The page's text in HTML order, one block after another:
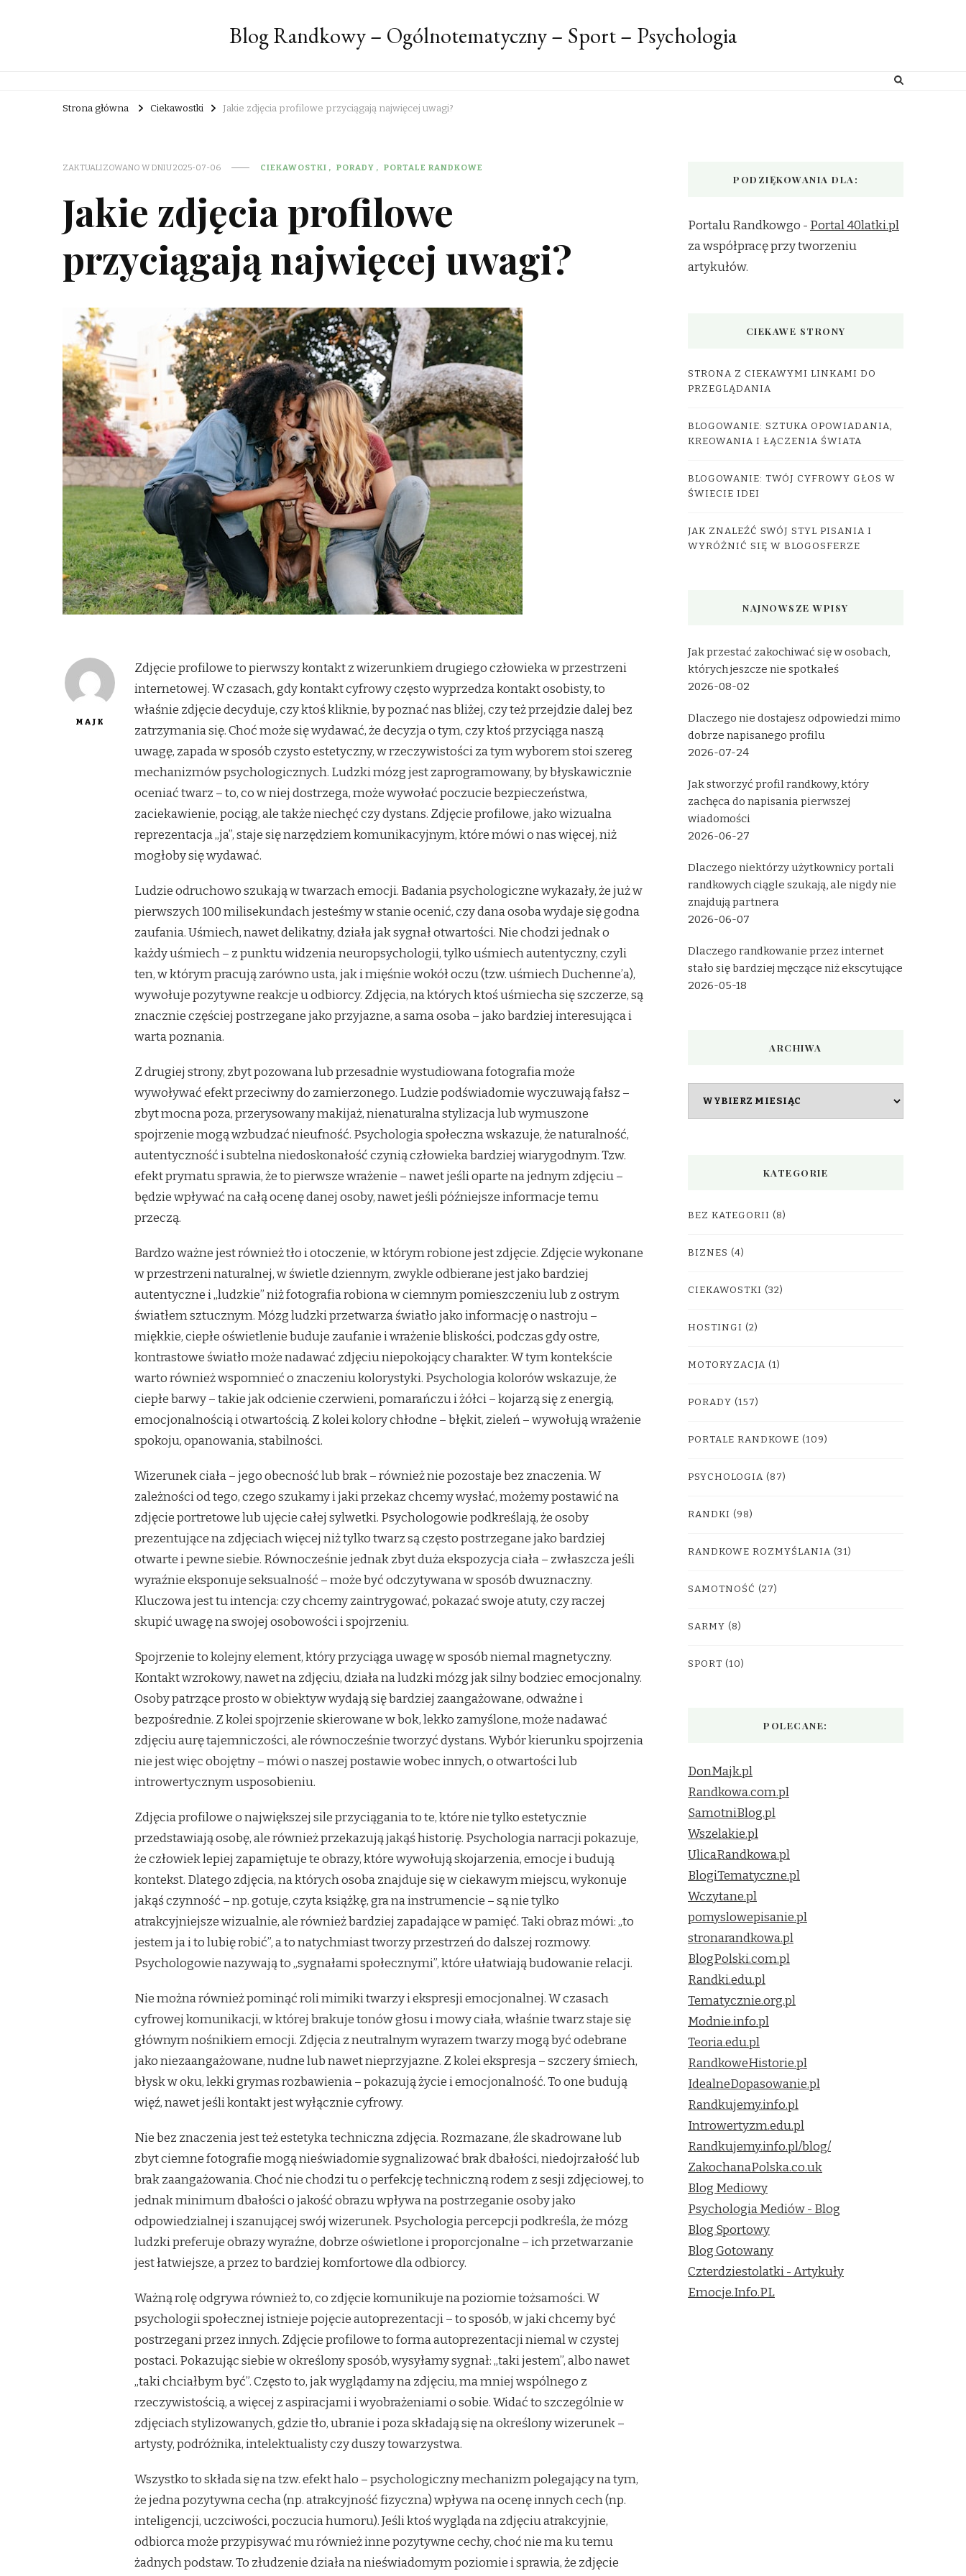
Blog Randkowy – Ogólnotematyczny – Sport – Psychologia
Strona główna Ciekawostki Jakie zdjęcia profilowe przyciągają najwięcej uwagi?
ZAKTUALIZOWANO W DNIU2025-07-06 CIEKAWOSTKI PORADY PORTALE RANDKOWE
Jakie zdjęcia profilowe
przyciągają najwięcej uwagi?
MAJK
Zdjęcie profilowe to pierwszy kontakt z wizerunkiem drugiego człowieka w przestrzeni
internetowej. W czasach, gdy kontakt cyfrowy często wyprzedza kontakt osobisty, to
właśnie zdjęcie decyduje, czy ktoś kliknie, by poznać nas bliżej, czy też przejdzie dalej bez
zatrzymania się. Choć może się wydawać, że decyzja o tym, czy ktoś przyciąga naszą
uwagę, zapada w sposób czysto estetyczny, w rzeczywistości za tym wyborem stoi szereg
mechanizmów psychologicznych. Ludzki mózg jest zaprogramowany, by błyskawicznie
oceniać twarz – to, co w niej dostrzega, może wywołać poczucie bezpieczeństwa,
zaciekawienie, pociąg, ale także niechęć czy dystans. Zdjęcie profilowe, jako wizualna
reprezentacja „ja”, staje się narzędziem komunikacyjnym, które mówi o nas więcej, niż
mogłoby się wydawać.
Ludzie odruchowo szukają w twarzach emocji. Badania psychologiczne wykazały, że już w
pierwszych 100 milisekundach jesteśmy w stanie ocenić, czy dana osoba wydaje się godna
zaufania. Uśmiech, nawet delikatny, działa jak sygnał otwartości. Nie chodzi jednak o
każdy uśmiech – z punktu widzenia neuropsychologii, tylko uśmiech autentyczny, czyli
ten, w którym pracują zarówno usta, jak i mięśnie wokół oczu (tzw. uśmiech Duchenne’a),
wywołuje pozytywne reakcje u odbiorcy. Zdjęcia, na których ktoś uśmiecha się szczerze, są
znacznie częściej postrzegane jako przyjazne, a sama osoba – jako bardziej interesująca i
warta poznania.
Z drugiej strony, zbyt pozowana lub przesadnie wystudiowana fotografia może
wywoływać efekt przeciwny do zamierzonego. Ludzie podświadomie wyczuwają fałsz –
zbyt mocna poza, przerysowany makijaż, nienaturalna stylizacja lub wymuszone
spojrzenie mogą wzbudzać nieufność. Psychologia społeczna wskazuje, że naturalność,
autentyczność i subtelna niedoskonałość czynią człowieka bardziej wiarygodnym. Tzw.
efekt prymatu sprawia, że to pierwsze wrażenie – nawet jeśli oparte na jednym zdjęciu –
będzie wpływać na całą ocenę danej osoby, nawet jeśli późniejsze informacje temu
przeczą.
Bardzo ważne jest również tło i otoczenie, w którym robione jest zdjęcie. Zdjęcie wykonane
w przestrzeni naturalnej, w świetle dziennym, zwykle odbierane jest jako bardziej
autentyczne i „ludzkie” niż fotografia robiona w ciemnym pomieszczeniu lub z ostrym
światłem sztucznym. Mózg ludzki przetwarza światło jako informację o nastroju –
miękkie, ciepłe oświetlenie buduje zaufanie i wrażenie bliskości, podczas gdy ostre,
kontrastowe światło może nadawać zdjęciu niepokojący charakter. W tym kontekście
warto również wspomnieć o znaczeniu kolorystyki. Psychologia kolorów wskazuje, że
ciepłe barwy – takie jak odcienie czerwieni, pomarańczu i żółci – kojarzą się z energią,
emocjonalnością i otwartością. Z kolei kolory chłodne – błękit, zieleń – wywołują wrażenie
spokoju, opanowania, stabilności.
Wizerunek ciała – jego obecność lub brak – również nie pozostaje bez znaczenia. W
zależności od tego, czego szukamy i jaki przekaz chcemy wysłać, możemy postawić na
zdjęcie portretowe lub ujęcie całej sylwetki. Psychologowie podkreślają, że osoby
prezentujące na zdjęciach więcej niż tylko twarz są często postrzegane jako bardziej
otwarte i pewne siebie. Równocześnie jednak zbyt duża ekspozycja ciała – zwłaszcza jeśli
wyraźnie eksponuje seksualność – może być odczytywana w sposób dwuznaczny.
Kluczowa jest tu intencja: czy chcemy zaintrygować, pokazać swoje atuty, czy raczej
skupić uwagę na swojej osobowości i spojrzeniu.
Spojrzenie to kolejny element, który przyciąga uwagę w sposób niemal magnetyczny.
Kontakt wzrokowy, nawet na zdjęciu, działa na ludzki mózg jak silny bodziec emocjonalny.
Osoby patrzące prosto w obiektyw wydają się bardziej zaangażowane, odważne i
bezpośrednie. Z kolei spojrzenie skierowane w bok, lekko zamyślone, może nadawać
zdjęciu aurę tajemniczości, ale równocześnie tworzyć dystans. Wybór kierunku spojrzenia
nie jest więc obojętny – mówi o naszej postawie wobec innych, o otwartości lub
introwertycznym usposobieniu.
Zdjęcia profilowe o największej sile przyciągania to te, które nie tylko estetycznie
przedstawiają osobę, ale również przekazują jakąś historię. Psychologia narracji pokazuje,
że człowiek lepiej zapamiętuje te obrazy, które wywołują skojarzenia, emocje i budują
kontekst. Dlatego zdjęcia, na których osoba znajduje się w ciekawym miejscu, wykonuje
jakąś czynność – np. gotuje, czyta książkę, gra na instrumencie – są nie tylko
atrakcyjniejsze wizualnie, ale również bardziej zapadające w pamięć. Taki obraz mówi: „to
jestem ja i to lubię robić”, a to natychmiast tworzy przestrzeń do dalszej rozmowy.
Psychologowie nazywają to „sygnałami społecznymi”, które ułatwiają budowanie relacji.
Nie można również pominąć roli mimiki twarzy i ekspresji emocjonalnej. W czasach
cyfrowej komunikacji, w której brakuje tonów głosu i mowy ciała, właśnie twarz staje się
głównym nośnikiem emocji. Zdjęcia z neutralnym wyrazem twarzy mogą być odebrane
jako niezaangażowane, nudne lub nawet nieprzyjazne. Z kolei ekspresja – szczery śmiech,
błysk w oku, lekki grymas rozbawienia – pokazują życie i emocjonalność. To one budują
więź, nawet jeśli kontakt jest wyłącznie cyfrowy.
Nie bez znaczenia jest też estetyka techniczna zdjęcia. Rozmazane, źle skadrowane lub
zbyt ciemne fotografie mogą nieświadomie sygnalizować brak dbałości, niedojrzałość lub
brak zaangażowania. Choć nie chodzi tu o perfekcję techniczną rodem z sesji zdjęciowej, to
jednak minimum dbałości o jakość obrazu wpływa na postrzeganie osoby jako
odpowiedzialnej i szanującej swój wizerunek. Psychologia percepcji podkreśla, że mózg
ludzki preferuje obrazy wyraźne, dobrze oświetlone i proporcjonalne – ich przetwarzanie
jest łatwiejsze, a przez to bardziej komfortowe dla odbiorcy.
Ważną rolę odgrywa również to, co zdjęcie komunikuje na poziomie tożsamości. W
psychologii społecznej istnieje pojęcie autoprezentacji – to sposób, w jaki chcemy być
postrzegani przez innych. Zdjęcie profilowe to forma autoprezentacji niemal w czystej
postaci. Pokazując siebie w określony sposób, wysyłamy sygnał: „taki jestem”, albo nawet
„taki chciałbym być”. Często to, jak wyglądamy na zdjęciu, ma mniej wspólnego z
rzeczywistością, a więcej z aspiracjami i wyobrażeniami o sobie. Widać to szczególnie w
zdjęciach stylizowanych, gdzie tło, ubranie i poza składają się na określony wizerunek –
artysty, podróżnika, intelektualisty czy duszy towarzystwa.
Wszystko to składa się na tzw. efekt halo – psychologiczny mechanizm polegający na tym,
że jedna pozytywna cecha (np. atrakcyjność fizyczna) wpływa na ocenę innych cech (np.
inteligencji, uczciwości, poczucia humoru). Jeśli ktoś wygląda na zdjęciu atrakcyjnie,
odbiorca może przypisywać mu również inne pozytywne cechy, choć nie ma ku temu
żadnych podstaw. To złudzenie działa na nieświadomym poziomie i sprawia, że zdjęcie
PODZIĘKOWANIA DLA:
Portalu Randkowgo - Portal 40latki.pl
za współpracę przy tworzeniu
artykułów.
CIEKAWE STRONY
STRONA Z CIEKAWYMI LINKAMI DO
PRZEGLĄDANIA
BLOGOWANIE: SZTUKA OPOWIADANIA,
KREOWANIA I ŁĄCZENIA ŚWIATA
BLOGOWANIE: TWÓJ CYFROWY GŁOS W
ŚWIECIE IDEI
JAK ZNALEŹĆ SWÓJ STYL PISANIA I
WYRÓŻNIĆ SIĘ W BLOGOSFERZE
NAJNOWSZE WPISY
Jak przestać zakochiwać się w osobach,
których jeszcze nie spotkałeś
2026-08-02
Dlaczego nie dostajesz odpowiedzi mimo
dobrze napisanego profilu
2026-07-24
Jak stworzyć profil randkowy, który
zachęca do napisania pierwszej
wiadomości
2026-06-27
Dlaczego niektórzy użytkownicy portali
randkowych ciągle szukają, ale nigdy nie
znajdują partnera
2026-06-07
Dlaczego randkowanie przez internet
stało się bardziej męczące niż ekscytujące
2026-05-18
ARCHIWA
KATEGORIE
BEZ KATEGORII (8)
BIZNES (4)
CIEKAWOSTKI (32)
HOSTINGI (2)
MOTORYZACJA (1)
PORADY (157)
PORTALE RANDKOWE (109)
PSYCHOLOGIA (87)
RANDKI (98)
RANDKOWE ROZMYŚLANIA (31)
SAMOTNOŚĆ (27)
SARMY (8)
SPORT (10)
POLECANE:
DonMajk.pl
Randkowa.com.pl
SamotniBlog.pl
Wszelakie.pl
UlicaRandkowa.pl
BlogiTematyczne.pl
Wczytane.pl
pomyslowepisanie.pl
stronarandkowa.pl
BlogPolski.com.pl
Randki.edu.pl
Tematycznie.org.pl
Modnie.info.pl
Teoria.edu.pl
RandkoweHistorie.pl
IdealneDopasowanie.pl
Randkujemy.info.pl
Introwertyzm.edu.pl
Randkujemy.info.pl/blog/
ZakochanaPolska.co.uk
Blog Mediowy
Psychologia Mediów - Blog
Blog Sportowy
Blog Gotowany
Czterdziestolatki - Artykuły
Emocje.Info.PL